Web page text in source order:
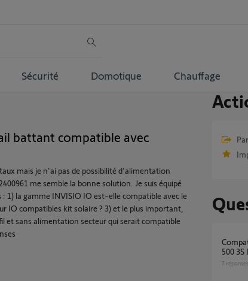
Sécurité Domotique Chauffage
battant compatible avec
mais je n'ai pas de possibilité d'alimentation
me semble la bonne solution. Je suis équipé
1) la gamme INVISIO IO est-elle compatible avec le
IO compatibles kit solaire ? 3) et le plus important,
et sans alimentation secteur qui serait compatible
Compatibilité kit solarset avec moteur Elixo
500 3S
7 réponses